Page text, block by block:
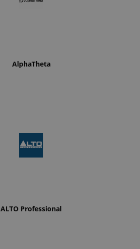
AlphaTheta
ALTO Professional